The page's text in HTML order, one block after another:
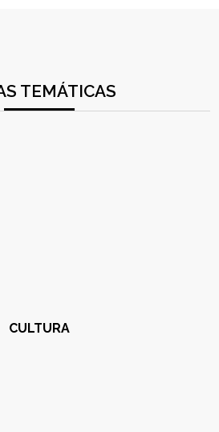
TEMÁTICAS
CULTURA